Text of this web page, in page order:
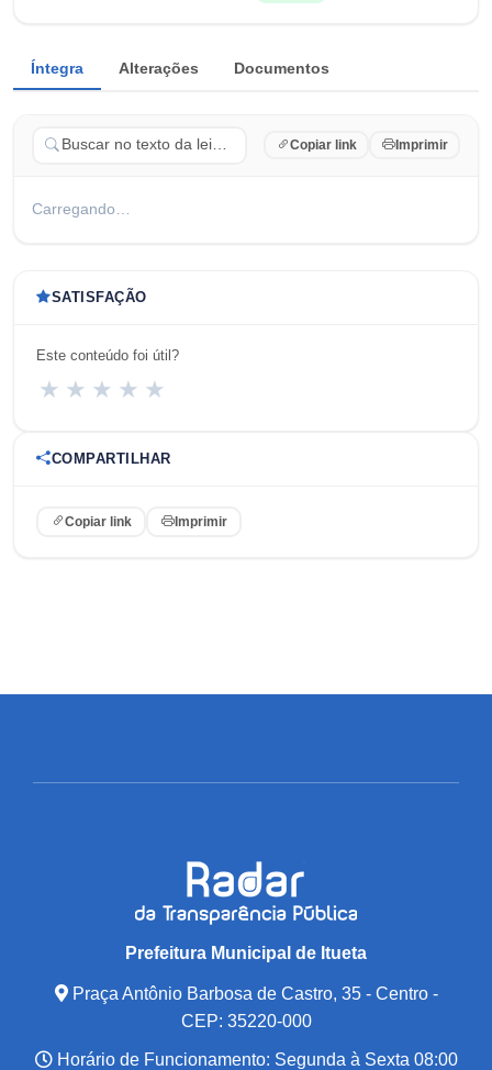
Íntegra Alterações Documentos
Copiar link Imprimir
Carregando…
SATISFAÇÃO
Este conteúdo foi útil?
★ ★ ★ ★ ★
COMPARTILHAR
Copiar link Imprimir
Prefeitura Municipal de Itueta
Praça Antônio Barbosa de Castro, 35 - Centro -
CEP: 35220-000
Horário de Funcionamento: Segunda à Sexta 08:00